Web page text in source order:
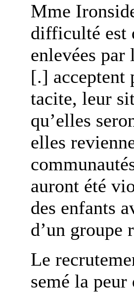
Mme
difficulté est
enlevées par
[.] acceptent
tacite, leur
qu’elles
elles
auront été
des enfants
d’un groupe
Le
semé la peur